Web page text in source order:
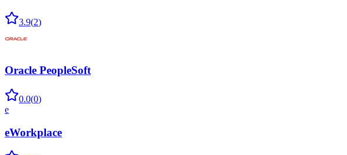
3.9(2)
Oracle PeopleSoft
0.0(0)
e
eWorkplace